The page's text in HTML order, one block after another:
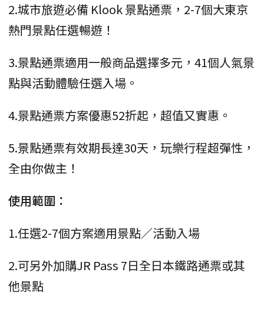
2.城市旅遊必備 Klook 景點通票，2-7個大東京
熱門景點任選暢遊！
3.景點通票適用一般商品選擇多元，41個人氣景
點與活動體驗任選入場。
4.景點通票方案優惠52折起，超值又實惠。
5.景點通票有效期長達30天，玩樂行程超彈性，
全由你做主！
使用範圍：
1.任選2-7個方案適用景點／活動入場
2.可另外加購JR Pass 7日全日本鐵路通票或其
他景點